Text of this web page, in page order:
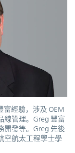
富經驗，涉及 OEM
線管理。Greg 豐富
開發等。Greg 先後
空航太工程學士學